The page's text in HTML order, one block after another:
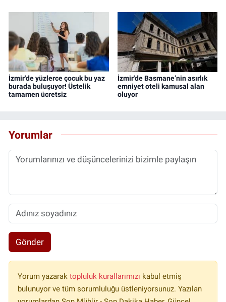
İzmir'de yüzlerce çocuk bu yaz
burada buluşuyor! Üstelik
tamamen ücretsiz
İzmir'de Basmane’nin asırlık
emniyet oteli kamusal alan
oluyor
Yorumlar
Gönder
Yorum yazarak topluluk kurallarımızı kabul etmiş
bulunuyor ve tüm sorumluluğu üstleniyorsunuz. Yazılan